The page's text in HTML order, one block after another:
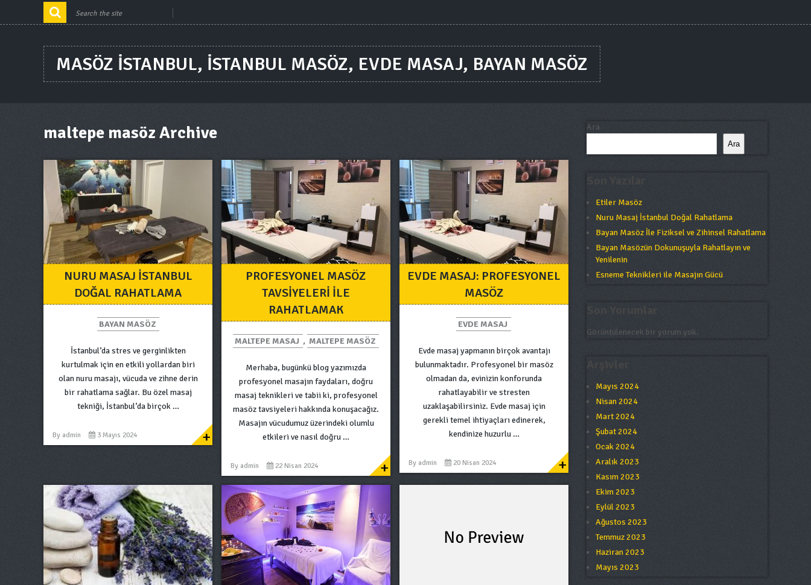
MASÖZ ISTANBUL, ISTANBUL MASÖZ, EVDE MASAJ, BAYAN MASÖZ
maltepe masöz Archive
NURU MASAJ İSTANBUL
DOĞAL RAHATLAMA
BAYAN MASÖZ
İstanbul’da stres ve gerginlikten
kurtulmak için en etkili yollardan biri
olan nuru masajı, vücuda ve zihne derin
bir rahatlama sağlar. Bu özel masaj
tekniği, İstanbul’da birçok …
By admin 3 Mayıs 2024 +
PROFESYONEL MASÖZ
TAVSIYELERI ILE
RAHATLAMAK
MALTEPE MASAJ , MALTEPE MASÖZ
Merhaba, bugünkü blog yazımızda
profesyonel masajın faydaları, doğru
masaj teknikleri ve tabii ki, profesyonel
masöz tavsiyeleri hakkında konuşacağız.
Masajın vücudumuz üzerindeki olumlu
etkileri ve nasıl doğru …
By admin 22 Nisan 2024 +
EVDE MASAJ: PROFESYONEL
MASÖZ
EVDE MASAJ
Evde masaj yapmanın birçok avantajı
bulunmaktadır. Profesyonel bir masöz
olmadan da, evinizin konforunda
rahatlayabilir ve stresten
uzaklaşabilirsiniz. Evde masaj için
gerekli temel ihtiyaçları edinerek,
kendinize huzurlu …
By admin 20 Nisan 2024 +
Ara
Ara
Etiler Masöz
Nuru Masaj İstanbul Doğal Rahatlama
Bayan Masöz İle Fiziksel ve Zihinsel Rahatlama
Bayan Masözün Dokunuşuyla Rahatlayın ve
Yenilenin
Esneme Teknikleri ile Masajın Gücü
Görüntülenecek bir yorum yok.
Mayıs 2024
Nisan 2024
Mart 2024
Şubat 2024
Ocak 2024
Aralık 2023
Kasım 2023
Ekim 2023
Eylül 2023
Ağustos 2023
Temmuz 2023
Haziran 2023
Mayıs 2023